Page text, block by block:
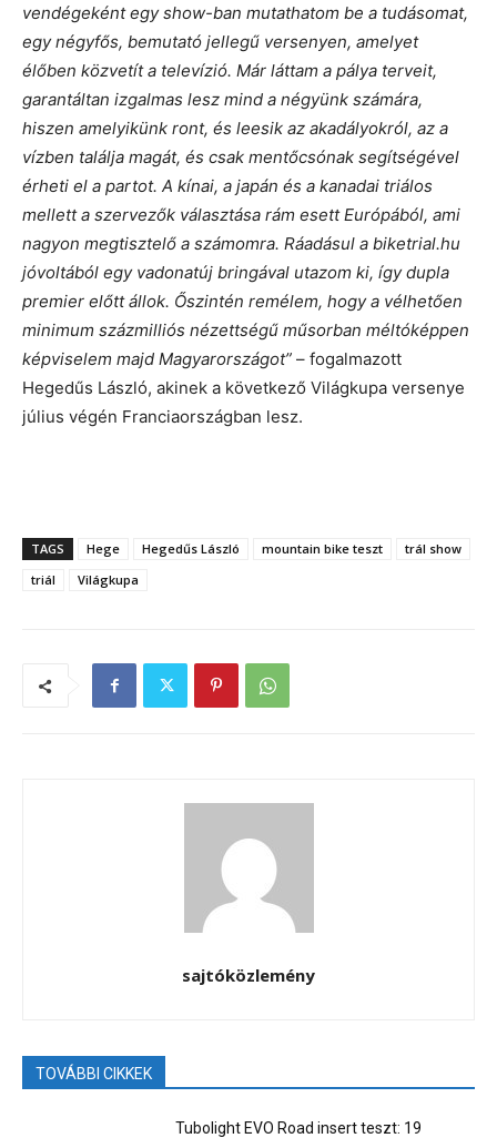
vendégeként egy show-ban mutathatom be a tudásomat,
egy négyfős, bemutató jellegű versenyen, amelyet
élőben közvetít a televízió. Már láttam a pálya terveit,
garantáltan izgalmas lesz mind a négyünk számára,
hiszen amelyikünk ront, és leesik az akadályokról, az a
vízben találja magát, és csak mentőcsónak segítségével
érheti el a partot. A kínai, a japán és a kanadai triálos
mellett a szervezők választása rám esett Európából, ami
nagyon megtisztelő a számomra. Ráadásul a biketrial.hu
jóvoltából egy vadonatúj bringával utazom ki, így dupla
premier előtt állok. Őszintén remélem, hogy a vélhetően
minimum százmilliós nézettségű műsorban méltóképpen
képviselem majd Magyarországot” – fogalmazott
Hegedűs László, akinek a következő Világkupa versenye
július végén Franciaországban lesz.
TAGS Hege Hegedűs László mountain bike teszt
trál show
triál
Világkupa
sajtóközlemény
TOVÁBBI CIKKEK
Tubolight EVO Road insert teszt: 19